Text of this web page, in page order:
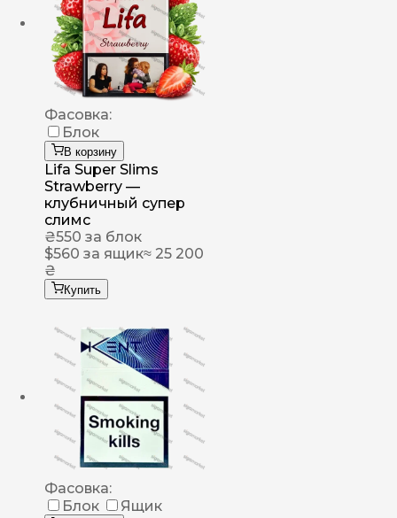
Фасовка:
Блок
В корзину
Lifa Super Slims
Strawberry —
клубничный супер
слимс
₴550 за блок
$560 за ящик≈ 25 200
₴
Купить
Фасовка:
Блок
Ящик